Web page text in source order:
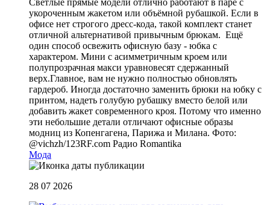
Светлые прямые модели отлично работают в паре с
укороченным жакетом или объёмной рубашкой. Если в
офисе нет строгого дресс-кода, такой комплект станет
отличной альтернативой привычным брюкам. Ещё
один способ освежить офисную базу - юбка с
характером. Мини с асимметричным кроем или
полупрозрачная макси уравновесят сдержанный
верх.Главное, вам не нужно полностью обновлять
гардероб. Иногда достаточно заменить брюки на юбку с
принтом, надеть голубую рубашку вместо белой или
добавить жакет современного кроя. Потому что именно
эти небольшие детали отличают офисные образы
модниц из Копенгагена, Парижа и Милана. Фото:
@vichzh/123RF.com Радио Romantika
Мода
28 07 2026